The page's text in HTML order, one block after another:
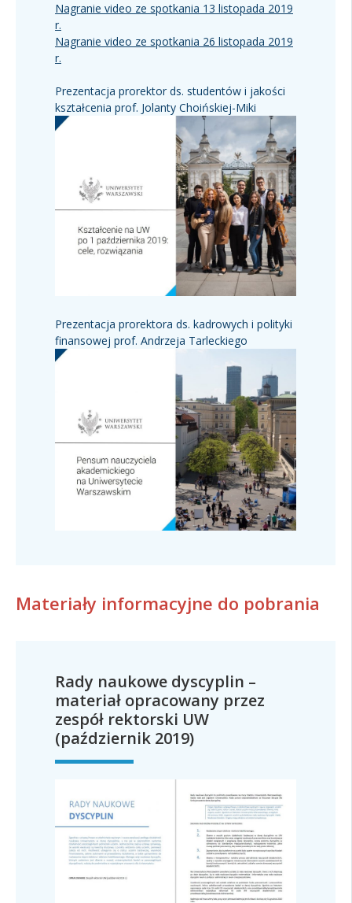
Nagranie video ze spotkania 13 listopada 2019
r.
Nagranie video ze spotkania 26 listopada 2019
r.
Prezentacja prorektor ds. studentów i jakości
kształcenia prof. Jolanty Choińskiej-Miki
Prezentacja prorektora ds. kadrowych i polityki
finansowej prof. Andrzeja Tarleckiego
Materiały informacyjne do pobrania
Rady naukowe dyscyplin –
materiał opracowany przez
zespół rektorski UW
(październik 2019)